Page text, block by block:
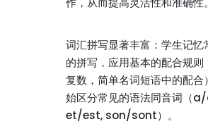
词汇拼写显著丰富：学生记忆
的拼写，应用基本的配合规则
复数，简单名词短语中的配合
始区分常见的语法同音词（
et/est, son/sont）。